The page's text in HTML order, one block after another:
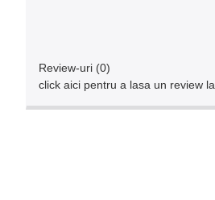
Review-uri (0)
click aici pentru a lasa un review